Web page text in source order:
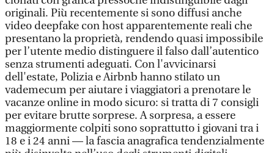
originali. Più recentemente si sono diffusi anche
video deepfake con host apparentemente reali che
presentano la proprietà, rendendo quasi impossibile
per l’utente medio distinguere il falso dall’autentico
senza strumenti adeguati. Con l'avvicinarsi
dell'estate, Polizia e Airbnb hanno stilato un
vademecum per aiutare i viaggiatori a prenotare le
vacanze online in modo sicuro: si tratta di 7 consigli
per evitare brutte sorprese. A sorpresa, a essere
maggiormente colpiti sono soprattutto i giovani tra i
18 e i 24 anni — la fascia anagrafica tendenzialmente